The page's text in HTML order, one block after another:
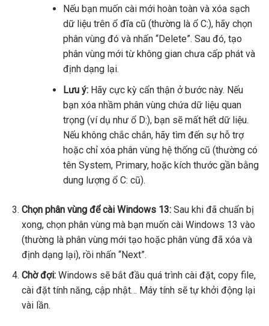
Nếu bạn muốn cài mới hoàn toàn và xóa sạch
dữ liệu trên ổ đĩa cũ (thường là ổ C:), hãy chọn
phân vùng đó và nhấn “Delete”. Sau đó, tạo
phân vùng mới từ không gian chưa cấp phát và
định dạng lại.
Lưu ý:Hãy cực kỳ cẩn thận ở bước này. Nếu
bạn xóa nhầm phân vùng chứa dữ liệu quan
trọng (ví dụ như ổ D:), bạn sẽ mất hết dữ liệu.
Nếu không chắc chắn, hãy tìm đến sự hỗ trợ
hoặc chỉ xóa phân vùng hệ thống cũ (thường có
tên System, Primary, hoặc kích thước gần bằng
dung lượng ổ C: cũ).
Chọn phân vùng để cài Windows 13:Sau khi đã chuẩn bị
xong, chọn phân vùng mà bạn muốn cài Windows 13 vào
(thường là phân vùng mới tạo hoặc phân vùng đã xóa và
định dạng lại), rồi nhấn “Next”.
Chờ đợi:Windows sẽ bắt đầu quá trình cài đặt, copy file,
cài đặt tính năng, cập nhật… Máy tính sẽ tự khởi động lại
vài lần.